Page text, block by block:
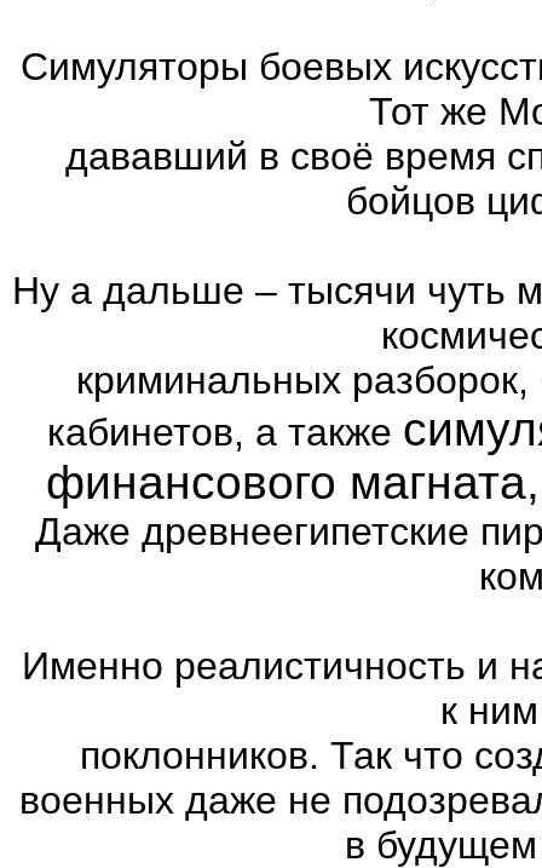
Симуляторы боевых
Тот же
дававший в своё время
бойцов
Ну а дальше – тысячи чуть
криминальных
кабинетов, а также
финансового
Даже древнеегипетские
Именно реалистичность и
к
поклонников. Так что
военных даже не
в будущем